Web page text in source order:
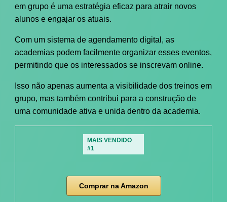
em grupo é uma estratégia eficaz para atrair novos
alunos e engajar os atuais.
Com um sistema de agendamento digital, as
academias podem facilmente organizar esses eventos,
permitindo que os interessados se inscrevam online.
Isso não apenas aumenta a visibilidade dos treinos em
grupo, mas também contribui para a construção de
uma comunidade ativa e unida dentro da academia.
MAIS VENDIDO
#1
Comprar na Amazon